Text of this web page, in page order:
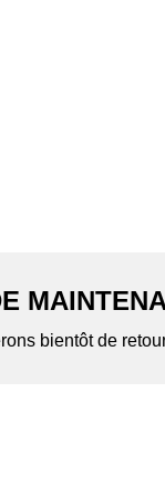
bientôt de